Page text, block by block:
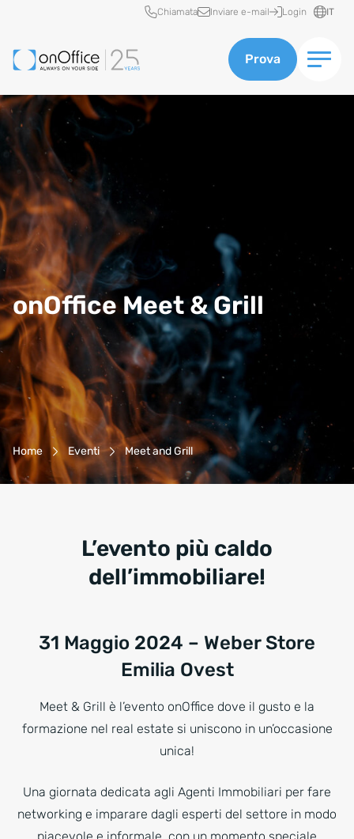
Accesso rapido
Chiamata Inviare e-mail Login IT
Prova
onOffice Meet & Grill
Navigazione Breadcrumb
Home Eventi Meet and Grill
L’evento più caldo
dell’immobiliare!
31 Maggio 2024 – Weber Store
Emilia Ovest
Meet & Grill è l’evento onOffice dove il gusto e la
formazione nel real estate si uniscono in un’occasione
unica!
Una giornata dedicata agli Agenti Immobiliari per fare
networking e imparare dagli esperti del settore in modo